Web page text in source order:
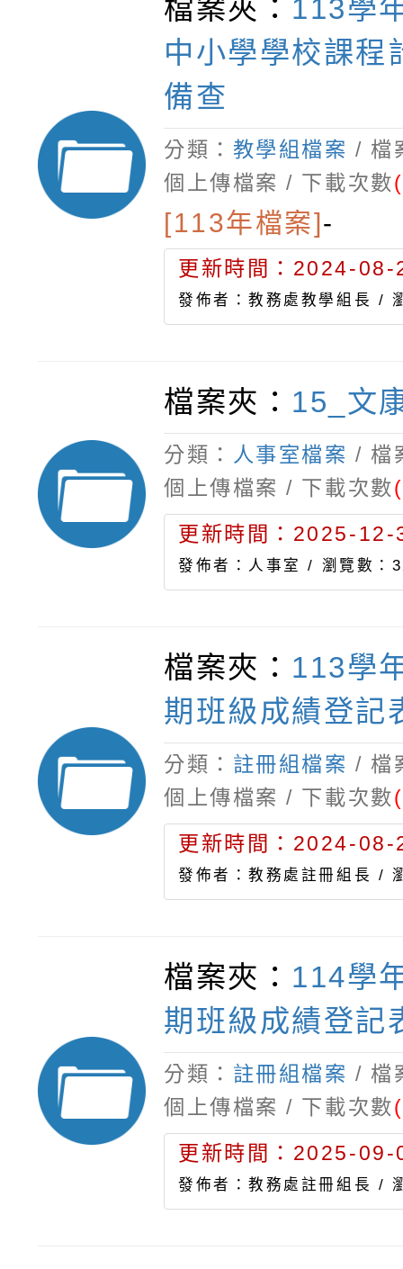
檔案夾： 113學
中小學學校課程
備查
分類： 教學組檔案 / 檔
個上傳檔案 / 下載次數
[113年檔案]-
更新時間：2024-
發佈者：教務處教學組長 /
檔案夾： 15_文
分類： 人事室檔案 / 檔
個上傳檔案 / 下載次數
更新時間：2025-
發佈者：人事室 / 瀏覽數：
檔案夾： 113學
期班級成績登記
分類： 註冊組檔案 / 檔
個上傳檔案 / 下載次數
更新時間：2024-
發佈者：教務處註冊組長 /
檔案夾： 114學
期班級成績登記
分類： 註冊組檔案 / 檔
個上傳檔案 / 下載次數
更新時間：2025-
發佈者：教務處註冊組長 /